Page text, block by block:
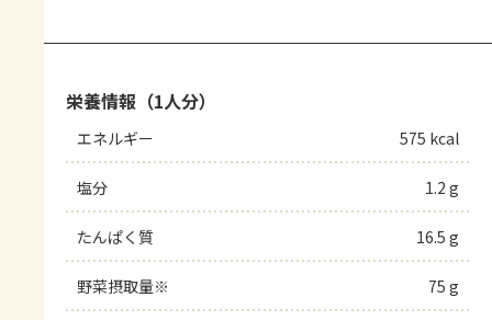
栄養情報（1人分）
エネルギー 575 kcal
塩分 1.2 g
たんぱく質 16.5 g
野菜摂取量※ 75 g